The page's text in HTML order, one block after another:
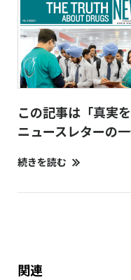
この記事は「真実
ニュースレターの
続きを読む
関連